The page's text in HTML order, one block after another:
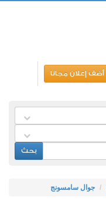
أضف إعلان مجانا
بحث
جوال سامسونج